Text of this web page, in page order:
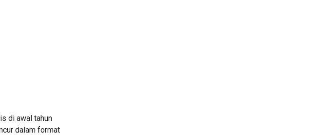
di awal tahun
dalam format